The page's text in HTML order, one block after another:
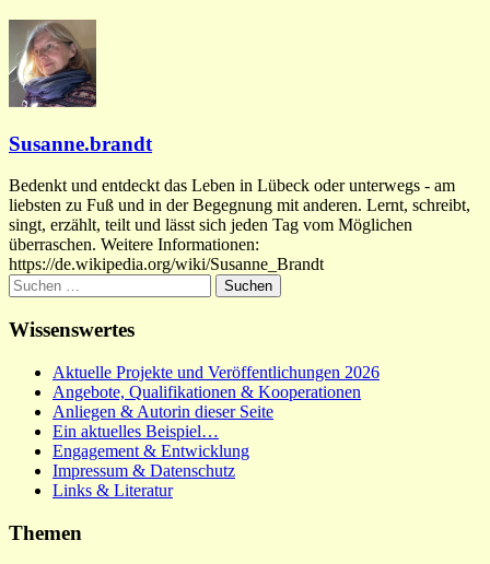
Susanne.brandt
Bedenkt und entdeckt das Leben in Lübeck oder unterwegs - am
liebsten zu Fuß und in der Begegnung mit anderen. Lernt, schreibt,
singt, erzählt, teilt und lässt sich jeden Tag vom Möglichen
überraschen. Weitere Informationen:
https://de.wikipedia.org/wiki/Susanne_Brandt
Suchen
nach:
Wissenswertes
Aktuelle Projekte und Veröffentlichungen 2026
Angebote, Qualifikationen & Kooperationen
Anliegen & Autorin dieser Seite
Ein aktuelles Beispiel…
Engagement & Entwicklung
Impressum & Datenschutz
Links & Literatur
Themen